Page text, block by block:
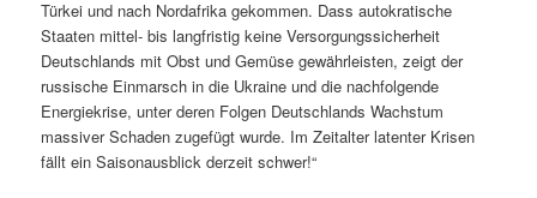
Türkei und nach Nordafrika gekommen. Dass autokratische
Staaten mittel- bis langfristig keine Versorgungssicherheit
Deutschlands mit Obst und Gemüse gewährleisten, zeigt der
russische Einmarsch in die Ukraine und die nachfolgende
Energiekrise, unter deren Folgen Deutschlands Wachstum
massiver Schaden zugefügt wurde. Im Zeitalter latenter Krisen
fällt ein Saisonausblick derzeit schwer!“